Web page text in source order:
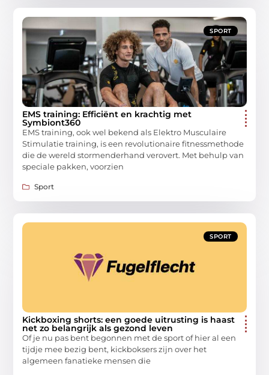
SPORT
EMS training: Efficiënt en krachtig met
Symbiont360
EMS training, ook wel bekend als Elektro Musculaire
Stimulatie training, is een revolutionaire fitnessmethode
die de wereld stormenderhand verovert. Met behulp van
speciale pakken, voorzien
Sport
SPORT
Kickboxing shorts: een goede uitrusting is haast
net zo belangrijk als gezond leven
Of je nu pas bent begonnen met de sport of hier al een
tijdje mee bezig bent, kickboksers zijn over het
algemeen fanatieke mensen die